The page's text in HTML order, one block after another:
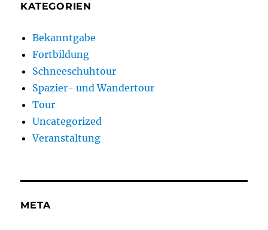
KATEGORIEN
Bekanntgabe
Fortbildung
Schneeschuhtour
Spazier- und Wandertour
Tour
Uncategorized
Veranstaltung
META